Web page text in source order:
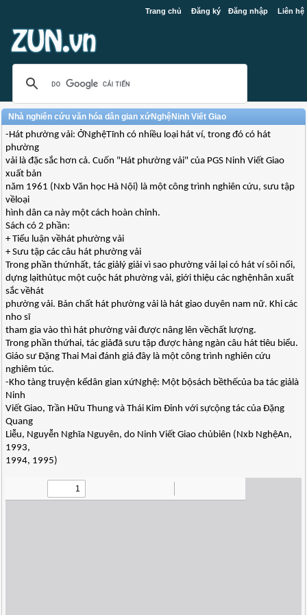
Trang chủ Đăng ký Đăng nhập Liên hệ
Nhà nghiên cứu văn hóa dân gian xứNghệNinh Viết Giao
-Hát phường vải: ỞNghệTĩnh có nhiều loại hát ví, trong đó có hát
phường
vải là đặc sắc hơn cả. Cuốn "Hát phường vải" của PGS Ninh Viết Giao
xuất bản
năm 1961 (Nxb Văn học Hà Nội) là một công trình nghiên cứu, sưu tập
vềloại
hình dân ca này một cách hoàn chỉnh.
Sách có 2 phần:
+ Tiểu luận vềhát phường vải
+ Sưu tập các câu hát phường vải
Trong phần thứnhất, tác giảlý giải vì sao phường vải lại có hát ví sôi nổi,
dựng lạithủtục một cuộc hát phường vải, giới thiệu các nghệnhân xuất
sắc vềhát
phường vải. Bản chất hát phường vải là hát giao duyên nam nữ. Khi các
nho sĩ
tham gia vào thì hát phường vải được nâng lên vềchất lượng.
Trong phần thứhai, tác giảđã sưu tập được hàng ngàn câu hát tiêu biểu.
Giáo sư Đặng Thai Mai đánh giá đây là một công trình nghiên cứu
nghiêm túc.
-Kho tàng truyện kểdân gian xứNghệ: Một bộsách bềthếcủa ba tác giảlà
Ninh
Viết Giao, Trần Hữu Thung và Thái Kim Đỉnh với sựcộng tác của Đặng
Quang
Liễu, Nguyễn Nghĩa Nguyên, do Ninh Viết Giao chủbiên (Nxb NghệAn,
1993,
1994, 1995)